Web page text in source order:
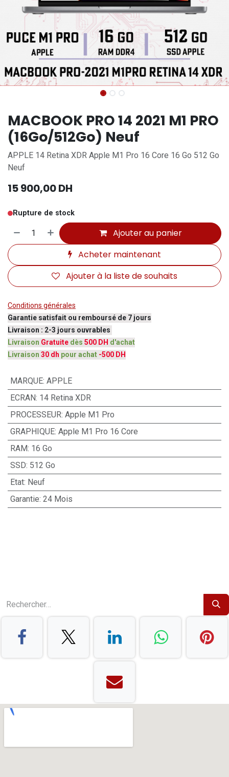
MACBOOK PRO 14 2021 M1 PRO
(16Go/512Go) Neuf
APPLE 14 Retina XDR Apple M1 Pro 16 Core 16 Go 512 Go
Neuf
15 900,00DH
Rupture de stock
Ajouter au panier
Acheter maintenant
Ajouter à la liste de souhaits
Conditions générales
Garantie satisfait ou remboursé de 7 jours
Livraison : 2-3 jours ouvrables
Livraison Gratuite dès 500 DH d'achat
Livraison 30 dh pour achat -500 DH
MARQUE: APPLE
ECRAN: 14 Retina XDR
PROCESSEUR: Apple M1 Pro
GRAPHIQUE: Apple M1 Pro 16 Core
RAM: 16 Go
SSD: 512 Go
Etat: Neuf
Garantie: 24 Mois